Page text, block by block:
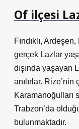
Of ilçesi
Fındıklı,
gerçek Lazlar
dışında yaşayan
anılırlar.
Karamanoğulları
Trabzon’da
bulunmaktadır.